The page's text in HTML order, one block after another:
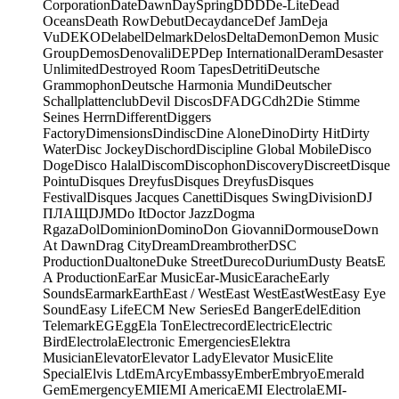
CorporationDateDawnDaySpringDDDDe-LiteDead
OceansDeath RowDebutDecaydanceDef JamDeja
VuDEKODelabelDelmarkDelosDeltaDemonDemon Music
GroupDemosDenovaliDEPDep InternationalDeramDesaster
UnlimitedDestroyed Room TapesDetritiDeutsche
GrammophonDeutsche Harmonia MundiDeutscher
SchallplattenclubDevil DiscosDFADGCdh2Die Stimme
Seines HerrnDifferentDiggers
FactoryDimensionsDindiscDine AloneDinoDirty HitDirty
WaterDisc JockeyDischordDiscipline Global MobileDisco
DogeDisco HalalDiscomDiscophonDiscoveryDiscreetDisque
PointuDisques DreyfusDisques DreyfusDisques
FestivalDisques Jacques CanettiDisques SwingDivisionDJ
ПЛАЩDJMDo ItDoctor JazzDogma
RgazaDolDominionDominoDon GiovanniDormouseDown
At DawnDrag CityDreamDreambrotherDSC
ProductionDualtoneDuke StreetDurecoDuriumDusty BeatsE
A ProductionEarEar MusicEar-MusicEaracheEarly
SoundsEarmarkEarthEast / WestEast WestEastWestEasy Eye
SoundEasy LifeECM New SeriesEd BangerEdelEdition
TelemarkEGEggEla TonElectrecordElectricElectric
BirdElectrolaElectronic EmergenciesElektra
MusicianElevatorElevator LadyElevator MusicElite
SpecialElvis LtdEmArcyEmbassyEmberEmbryoEmerald
GemEmergencyEMIEMI AmericaEMI ElectrolaEMI-